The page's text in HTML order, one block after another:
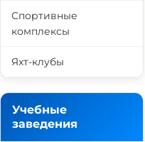
Спортивные
комплексы
Яхт-клубы
Учебные
заведения